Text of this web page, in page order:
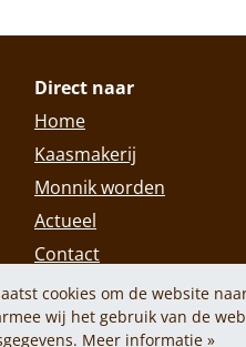
Privacy policy
cookies om de website
wij het gebruik van de
Meer informatie »
Direct naar
Home
Kaasmakerij
Monnik worden
Actueel
Contact